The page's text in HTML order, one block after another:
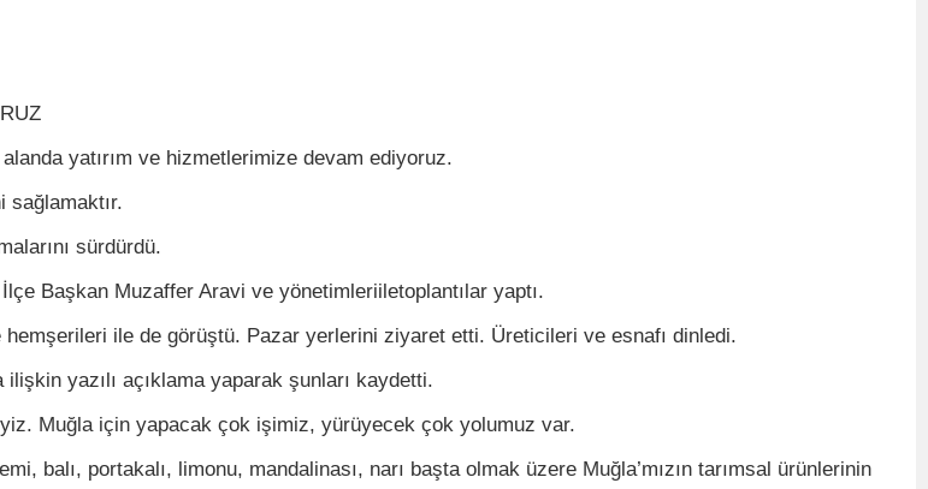
alanda yatırım ve hizmetlerimize devam ediyoruz.
sağlamaktır.
sürdürdü.
Başkan Muzaffer Aravi ve yönetimleriiletoplantılar yaptı.
ile de görüştü. Pazar yerlerini ziyaret etti. Üreticileri ve esnafı dinledi.
yazılı açıklama yaparak şunları kaydetti.
Muğla için yapacak çok işimiz, yürüyecek çok yolumuz var.
balı, portakalı, limonu, mandalinası, narı başta olmak üzere Muğla’mızın tarımsal ürünlerinin